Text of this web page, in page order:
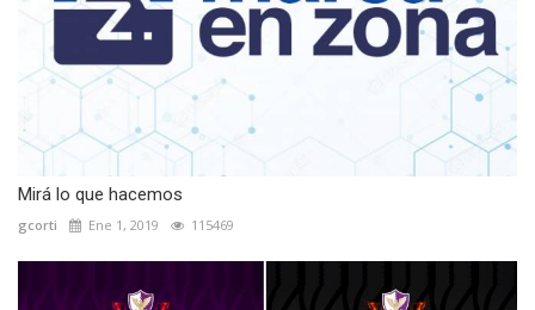
Mirá lo que hacemos
gcorti Ene 1, 2019 115469